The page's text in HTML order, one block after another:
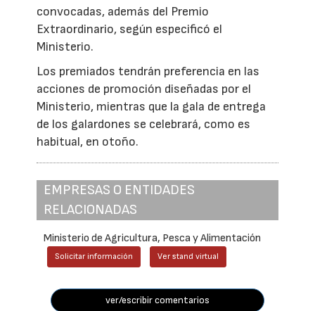
convocadas, además del Premio
Extraordinario, según especificó el
Ministerio.
Los premiados tendrán preferencia en las
acciones de promoción diseñadas por el
Ministerio, mientras que la gala de entrega
de los galardones se celebrará, como es
habitual, en otoño.
EMPRESAS O ENTIDADES
RELACIONADAS
Ministerio de Agricultura, Pesca y Alimentación
Solicitar información Ver stand virtual
ver/escribir comentarios